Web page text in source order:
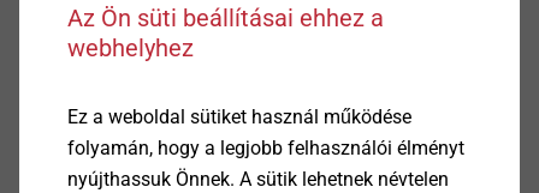
Application range
betonban (7. opció) (ETA-16/0107 és ETA-
18/0861)
Rögzítés falazatban (ETA-16/0089)
Az Ön süti beállításai ehhez a
webhelyhez
Ez a weboldal sütiket használ működése
folyamán, hogy a legjobb felhasználói élményt
nyújthassuk Önnek. A sütik lehetnek névtelen